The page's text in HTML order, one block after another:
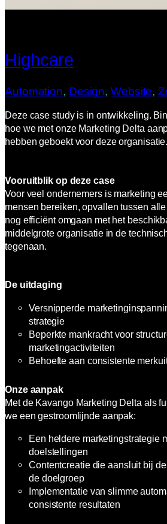
Highcare
Automation, Design, Website,
Deze case study is in ontwikkeling.
hoe we met onze Marketing Delta
hebben geboekt voor deze organisatie.
Vooruitblik op deze case
Voor veel ondernemers is marketing
mensen bereiken, opvallen tussen
nog efficiënt omgaan met het
middelgrote organisatie in de
tegenaan.
De uitdaging
Versnipperde
strategie
Beperkte mankracht voor
marketingactiviteiten
Behoefte aan consistente
Onze aanpak
Met de Kavango Marketing Delta als
we een gestroomlijnde aanpak:
Een heldere marketingstrategie
doelstellingen
Contentcreatie die aansluit bij
de doelgroep
Implementatie van slimme
consistente resultaten